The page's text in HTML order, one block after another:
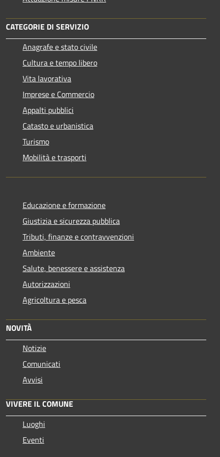
CATEGORIE DI SERVIZIO
Anagrafe e stato civile
Cultura e tempo libero
Vita lavorativa
Imprese e Commercio
Appalti pubblici
Catasto e urbanistica
Turismo
Mobilità e trasporti
Educazione e formazione
Giustizia e sicurezza pubblica
Tributi, finanze e contravvenzioni
Ambiente
Salute, benessere e assistenza
Autorizzazioni
Agricoltura e pesca
NOVITÀ
Notizie
Comunicati
Avvisi
VIVERE IL COMUNE
Luoghi
Eventi